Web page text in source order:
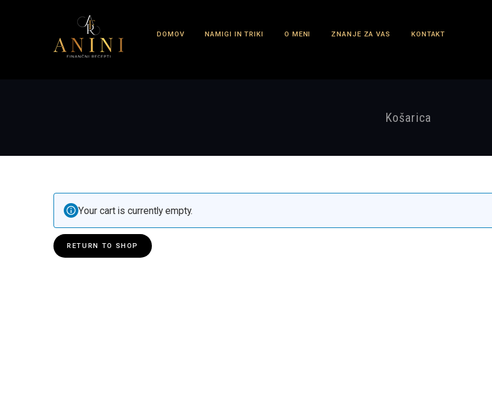
DOMOV NAMIGI IN TRIKI O MENI ZNANJE ZA VAS KONTAKT
Košarica
Your cart is currently empty.
RETURN TO SHOP